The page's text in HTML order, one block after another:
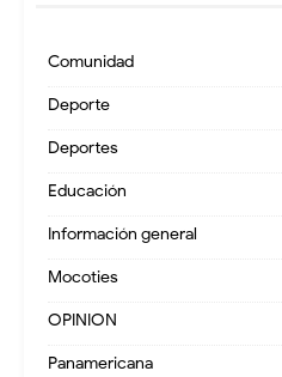
Comunidad
Deporte
Deportes
Educación
Información general
Mocoties
OPINION
Panamericana